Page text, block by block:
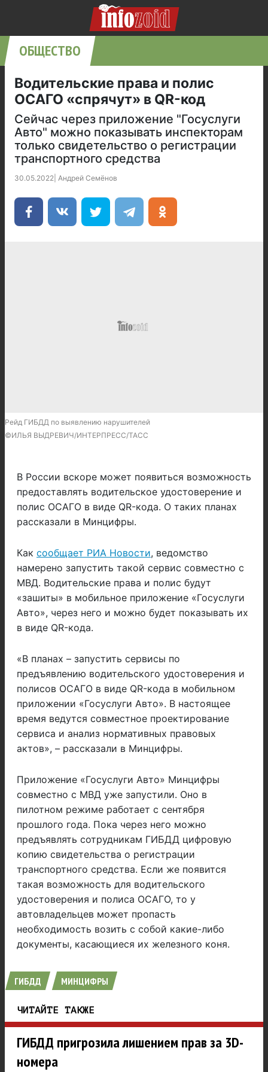
ОБЩЕСТВО
Водительские права и полис
ОСАГО «спрячут» в QR-код
Сейчас через приложение "Госуслуги
Авто" можно показывать инспекторам
только свидетельство о регистрации
транспортного средства
30.05.2022 Андрей Семёнов
Рейд ГИБДД по выявлению нарушителей
©ИЛЬЯ ВЫДРЕВИЧ/ИНТЕРПРЕСС/ТАСС
В России вскоре может появиться возможность
предоставлять водительское удостоверение и
полис ОСАГО в виде QR-кода. О таких планах
рассказали в Минцифры.
Как сообщает РИА Новости, ведомство
намерено запустить такой сервис совместно с
МВД. Водительские права и полис будут
«зашиты» в мобильное приложение «Госуслуги
Авто», через него и можно будет показывать их
в виде QR-кода.
«В планах – запустить сервисы по
предъявлению водительского удостоверения и
полисов ОСАГО в виде QR-кода в мобильном
приложении «Госуслуги Авто». В настоящее
время ведутся совместное проектирование
сервиса и анализ нормативных правовых
актов», – рассказали в Минцифры.
Приложение «Госуслуги Авто» Минцифры
совместно с МВД уже запустили. Оно в
пилотном режиме работает с сентября
прошлого года. Пока через него можно
предъявлять сотрудникам ГИБДД цифровую
копию свидетельства о регистрации
транспортного средства. Если же появится
такая возможность для водительского
удостоверения и полиса ОСАГО, то у
автовладельцев может пропасть
необходимость возить с собой какие-либо
документы, касающиеся их железного коня.
ГИБДД МИНЦИФРЫ
ЧИТАЙТЕ ТАКЖЕ
ГИБДД пригрозила лишением прав за 3D-
номера